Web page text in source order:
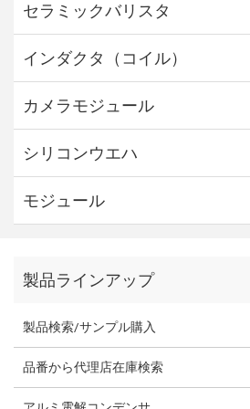
セラミックバリスタ
インダクタ（コイル）
カメラモジュール
シリコンウエハ
モジュール
製品ラインアップ
製品検索/サンプル購入
品番から代理店在庫検索